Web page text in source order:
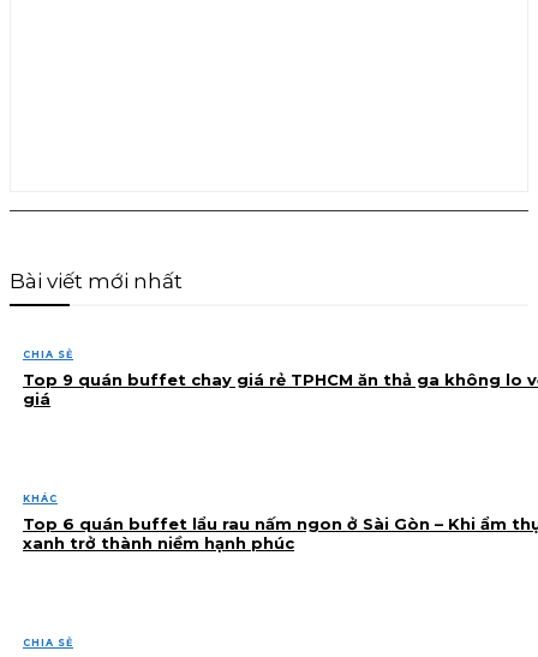
Bài viết mới nhất
CHIA SẺ
Top 9 quán buffet chay giá rẻ TPHCM ăn thả ga không lo
giá
KHÁC
Top 6 quán buffet lẩu rau nấm ngon ở Sài Gòn – Khi ẩm
xanh trở thành niềm hạnh phúc
CHIA SẺ